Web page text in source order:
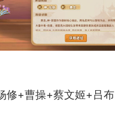
修+曹操+蔡文姬+吕布